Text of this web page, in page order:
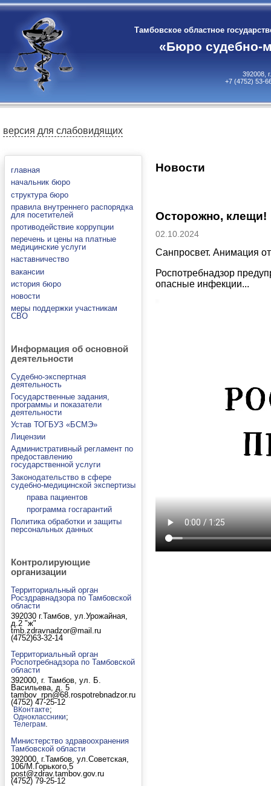
Тамбовское областное
«Бюро судебно-
392008,
+7 (4752) 53-
версия для слабовидящих
главная
начальник бюро
структура бюро
правила внутреннего распорядка
для посетителей
противодействие коррупции
перечень и цены на платные
медицинские услуги
наставничество
вакансии
история бюро
новости
меры поддержки участникам
СВО
Информация об основной
деятельности
Судебно-экспертная
деятельность
Государственные задания,
программы и показатели
деятельности
Устав ТОГБУЗ «БСМЭ»
Лицензии
Административный регламент по
предоставлению
государственной услуги
Законодательство в сфере
судебно-медицинской экспертизы
права пациентов
программа госгарантий
Политика обработки и защиты
персональных данных
Контролирующие
организации
Территориальный орган
Росздравнадзора по Тамбовской
области
392030 г.Тамбов, ул.Урожайная,
д.2 "ж"
tmb.zdravnadzor@mail.ru
(4752)63-32-14
Территориальный орган
Роспотребнадзора по Тамбовской
области
392000, г. Тамбов, ул. Б.
Васильева, д. 5
tambov_rpn@68.rospotrebnadzor.ru
(4752) 47-25-12
ВКонтакте;
Одноклассники;
Телеграм.
Министерство здравоохранения
Тамбовской области
392000, г.Тамбов, ул.Советская,
106/М.Горького,5
post@zdrav.tambov.gov.ru
(4752) 79-25-12
Новости
Осторожно, клещи!
02.10.2024
Санпросвет. Анимация
Роспотребнадзор
опасные инфекции...